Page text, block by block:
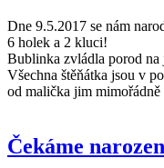
Dne 9.5.2017 se nám
6 holek a 2 kluci!
Bublinka zvládla porod
Všechna štěňátka jsou v
od malička jim mimořádně
Čekáme